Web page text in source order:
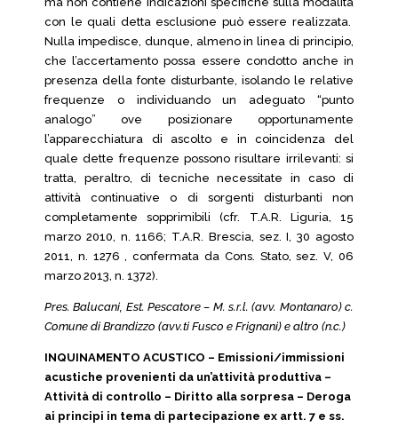
con le quali detta esclusione può essere realizzata.
Nulla impedisce, dunque, almeno in linea di principio,
che l’accertamento possa essere condotto anche in
presenza della fonte disturbante, isolando le relative
frequenze o individuando un adeguato “punto
analogo” ove posizionare opportunamente
l’apparecchiatura di ascolto e in coincidenza del
quale dette frequenze possono risultare irrilevanti: si
tratta, peraltro, di tecniche necessitate in caso di
attività continuative o di sorgenti disturbanti non
completamente sopprimibili (cfr. T.A.R. Liguria, 15
marzo 2010, n. 1166; T.A.R. Brescia, sez. I, 30 agosto
2011, n. 1276 , confermata da Cons. Stato, sez. V, 06
marzo 2013, n. 1372).
Pres. Balucani, Est. Pescatore – M. s.r.l. (avv. Montanaro) c.
Comune di Brandizzo (avv.ti Fusco e Frignani) e altro (n.c.)
INQUINAMENTO ACUSTICO – Emissioni/immissioni
acustiche provenienti da un’attività produttiva –
Attività di controllo – Diritto alla sorpresa – Deroga
ai principi in tema di partecipazione ex artt. 7 e ss.